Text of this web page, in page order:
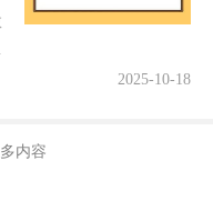
2025-10-18
内容